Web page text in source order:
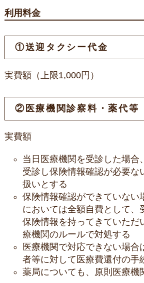
利用料金
①送迎タクシー代金
実費額（上限1,000円）
②医療機関診察料・薬代等
実費額
当日医療機関を受診した場合
受診し保険情報確認が必要な
扱いとする
保険情報確認ができていない
においては全額自費として、
保険情報を持ってきていただ
療機関のルールで対処する
医療機関で対応できない場合
者等に対して医療費還付の手
薬局についても、原則医療機